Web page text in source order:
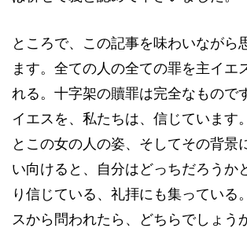
ところで、この記事を味わいながら
ます。全ての人の全ての罪を主イエ
れる。十字架の贖罪は完全なもので
イエスを、私たちは、信じています
とこの女の人の姿、そしてその背景
い向けると、自分はどっちだろうか
り信じている、礼拝にも集っている
スから問われたら、どちらでしょう